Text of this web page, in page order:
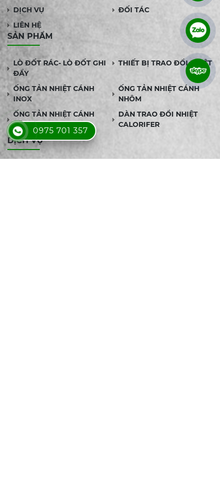
DỊCH VỤ
ĐỐI TÁC
LIÊN HỆ
SẢN PHẨM
LÒ ĐỐT RÁC- LÒ ĐỐT GHI
ĐẨY
THIẾT BỊ TRAO ĐỔI NHIỆT
ỐNG TẢN NHIỆT CÁNH
INOX
ỐNG TẢN NHIỆT CÁNH
NHÔM
ỐNG TẢN NHIỆT CÁNH
KẼM
DÀN TRAO ĐỔI NHIỆT
CALORIFER
DỊCH VỤ
0975 701 357